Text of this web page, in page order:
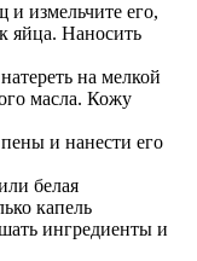
и измельчите его,
яйца. Наносить
на мелкой
масла. Кожу
и нанести его
белая
капель
ингредиенты и